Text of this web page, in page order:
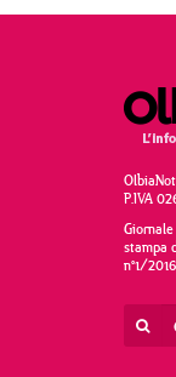
P.IVA
stampa
n°1/